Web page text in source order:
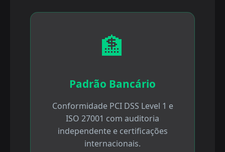
🏦
Padrão Bancário
Conformidade PCI DSS Level 1 e
ISO 27001 com auditoria
independente e certificações
internacionais.